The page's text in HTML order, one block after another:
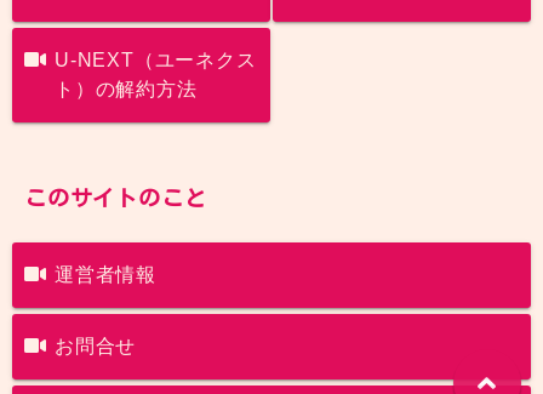
U-NEXT（ユーネクス
ト）の解約方法
このサイトのこと
運営者情報
お問合せ